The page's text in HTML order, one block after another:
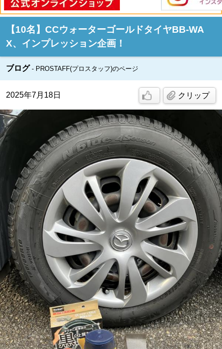
【10名】CCウォーターゴールドタイヤBB-WA
X、インプレッション企画！
ブログ PROSTAFF(プロスタッフ)のページ
2025年7月18日 クリップ